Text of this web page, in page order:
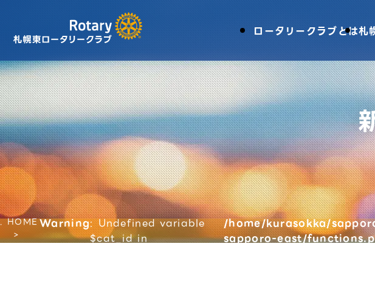
ロータリークラブとは札
HOMEWarning: Undefined variable
$cat_id in
/home/kurasokka/
sapporo-east/